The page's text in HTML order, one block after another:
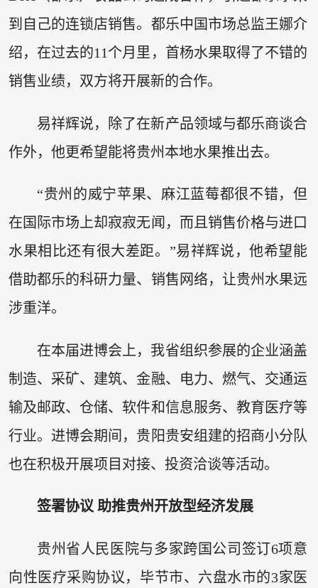
到自己的连锁店销售。都乐中国市场总监王娜介
绍，在过去的11个月里，首杨水果取得了不错的
销售业绩，双方将开展新的合作。
易祥辉说，除了在新产品领域与都乐商谈合
作外，他更希望能将贵州本地水果推出去。
“贵州的威宁苹果、麻江蓝莓都很不错，但
在国际市场上却寂寂无闻，而且销售价格与进口
水果相比还有很大差距。”易祥辉说，他希望能
借助都乐的科研力量、销售网络，让贵州水果远
涉重洋。
在本届进博会上，我省组织参展的企业涵盖
制造、采矿、建筑、金融、电力、燃气、交通运
输及邮政、仓储、软件和信息服务、教育医疗等
行业。进博会期间，贵阳贵安组建的招商小分队
也在积极开展项目对接、投资洽谈等活动。
签署协议 助推贵州开放型经济发展
贵州省人民医院与多家跨国公司签订6项意
向性医疗采购协议，毕节市、六盘水市的3家医